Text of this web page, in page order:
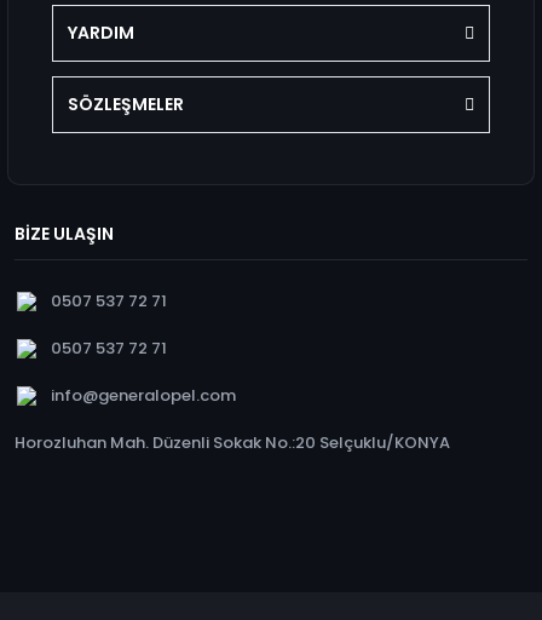
YARDIM
SÖZLEŞMELER
BİZE ULAŞIN
0507 537 72 71
0507 537 72 71
info@generalopel.com
Horozluhan Mah. Düzenli Sokak No.:20 Selçuklu/KONYA